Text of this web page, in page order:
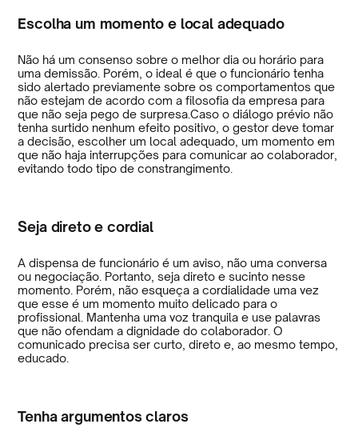
Escolha um momento e local adequado
Não há um consenso sobre o melhor dia ou horário para
uma demissão. Porém, o ideal é que o funcionário tenha
sido alertado previamente sobre os comportamentos que
não estejam de acordo com a filosofia da empresa para
que não seja pego de surpresa.Caso o diálogo prévio não
tenha surtido nenhum efeito positivo, o gestor deve tomar
a decisão, escolher um local adequado, um momento em
que não haja interrupções para comunicar ao colaborador,
evitando todo tipo de constrangimento.
Seja direto e cordial
A dispensa de funcionário é um aviso, não uma conversa
ou negociação. Portanto, seja direto e sucinto nesse
momento. Porém, não esqueça a cordialidade uma vez
que esse é um momento muito delicado para o
profissional. Mantenha uma voz tranquila e use palavras
que não ofendam a dignidade do colaborador. O
comunicado precisa ser curto, direto e, ao mesmo tempo,
educado.
Tenha argumentos claros